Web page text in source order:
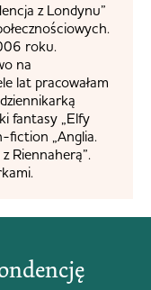
z Londynu”
roku.
na
lat pracowałam
fantasy „Elfy
fiction „Anglia.
Riennaherą”.